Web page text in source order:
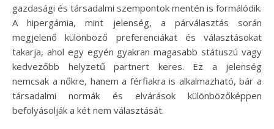
gazdasági és társadalmi szempontok mentén is formálódik.
A hipergámia, mint jelenség, a párválasztás során
megjelenő különböző preferenciákat és választásokat
takarja, ahol egy egyén gyakran magasabb státuszú vagy
kedvezőbb helyzetű partnert keres. Ez a jelenség
nemcsak a nőkre, hanem a férfiakra is alkalmazható, bár a
társadalmi normák és elvárások különbözőképpen
befolyásolják a két nem választását.